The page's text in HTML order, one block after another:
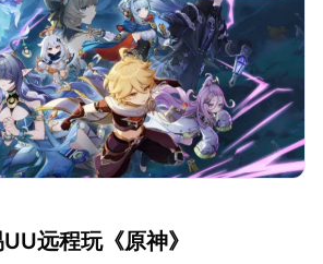
远程玩《原神》